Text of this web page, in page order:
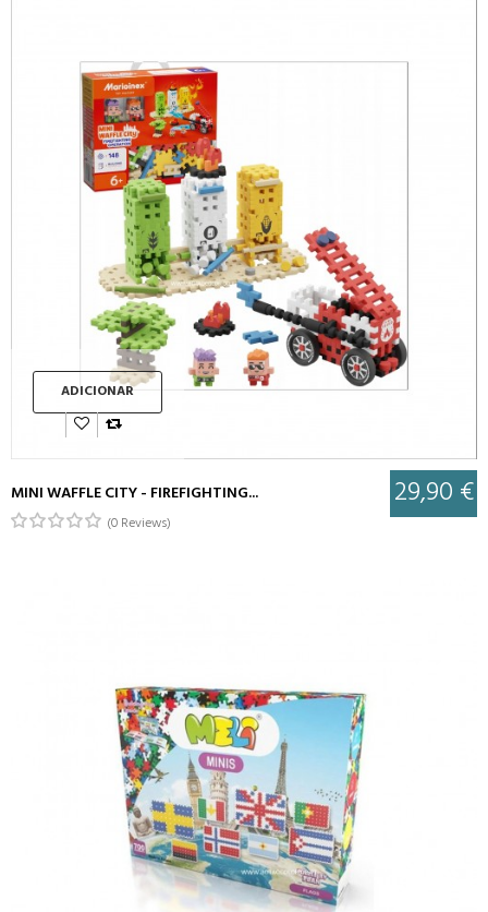
ADICIONAR
MINI WAFFLE CITY - FIREFIGHTING... 29,90 €
(0 Reviews)